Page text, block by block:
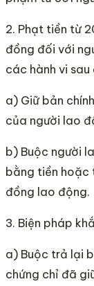
2. Phạt tiền từ
đồng đối với
các hành vi sau
a) Giữ bản
của người lao
b) Buộc người
bằng tiền hoặc
đồng lao động.
3. Biện pháp
a) Buộc trả lại
chứng chỉ đã